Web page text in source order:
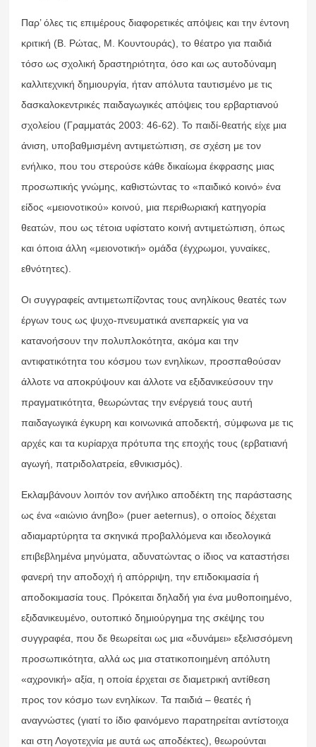
Παρ’ όλες τις επιμέρους διαφορετικές απόψεις και την έντονη
κριτική (Β. Ρώτας, Μ. Κουντουράς), το θέατρο για παιδιά
τόσο ως σχολική δραστηριότητα, όσο και ως αυτοδύναμη
καλλιτεχνική δημιουργία, ήταν απόλυτα ταυτισμένο με τις
δασκαλοκεντρικές παιδαγωγικές απόψεις του ερβαρτιανού
σχολείου (Γραμματάς 2003: 46-62). Το παιδί-θεατής είχε μια
άνιση, υποβαθμισμένη αντιμετώπιση, σε σχέση με τον
ενήλικο, που του στερούσε κάθε δικαίωμα έκφρασης μιας
προσωπικής γνώμης, καθιστώντας το «παιδικό κοινό» ένα
είδος «μειονοτικού» κοινού, μια περιθωριακή κατηγορία
θεατών, που ως τέτοια υφίστατο κοινή αντιμετώπιση, όπως
και όποια άλλη «μειονοτική» ομάδα (έγχρωμοι, γυναίκες,
εθνότητες).
Οι συγγραφείς αντιμετωπίζοντας τους ανηλίκους θεατές των
έργων τους ως ψυχο-πνευματικά ανεπαρκείς για να
κατανοήσουν την πολυπλοκότητα, ακόμα και την
αντιφατικότητα του κόσμου των ενηλίκων, προσπαθούσαν
άλλοτε να αποκρύψουν και άλλοτε να εξιδανικεύσουν την
πραγματικότητα, θεωρώντας την ενέργειά τους αυτή
παιδαγωγικά έγκυρη και κοινωνικά αποδεκτή, σύμφωνα με τις
αρχές και τα κυρίαρχα πρότυπα της εποχής τους (ερβατιανή
αγωγή, πατριδολατρεία, εθνικισμός).
Εκλαμβάνουν λοιπόν τον ανήλικο αποδέκτη της παράστασης
ως ένα «αιώνιο άνηβο» (puer aeternus), ο οποίος δέχεται
αδιαμαρτύρητα τα σκηνικά προβαλλόμενα και ιδεολογικά
επιβεβλημένα μηνύματα, αδυνατώντας ο ίδιος να καταστήσει
φανερή την αποδοχή ή απόρριψη, την επιδοκιμασία ή
αποδοκιμασία τους. Πρόκειται δηλαδή για ένα μυθοποιημένο,
εξιδανικευμένο, ουτοπικό δημιούργημα της σκέψης του
συγγραφέα, που δε θεωρείται ως μια «δυνάμει» εξελισσόμενη
προσωπικότητα, αλλά ως μια στατικοποιημένη απόλυτη
«αχρονική» αξία, η οποία έρχεται σε διαμετρική αντίθεση
προς τον κόσμο των ενηλίκων. Τα παιδιά – θεατές ή
αναγνώστες (γιατί το ίδιο φαινόμενο παρατηρείται αντίστοιχα
και στη Λογοτεχνία με αυτά ως αποδέκτες), θεωρούνται